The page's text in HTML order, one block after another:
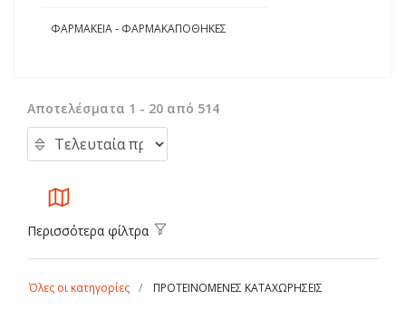
ΦΑΡΜΑΚΕΙΑ - ΦΑΡΜΑΚΑΠΟΘΗΚΕΣ
Αποτελέσματα 1 - 20 από 514
Περισσότερα φίλτρα
Όλες οι κατηγορίες ΠΡΟΤΕΙΝΟΜΕΝΕΣ ΚΑΤΑΧΩΡΗΣΕΙΣ